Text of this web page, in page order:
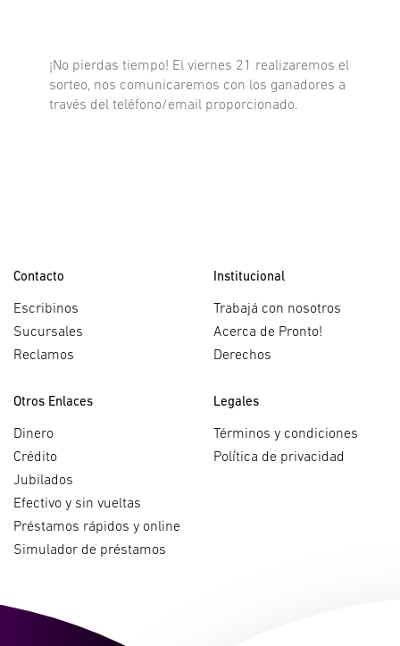
¡No pierdas tiempo! El viernes 21 realizaremos el
sorteo, nos comunicaremos con los ganadores a
través del teléfono/email proporcionado.
Contacto
Escribinos
Sucursales
Reclamos
Institucional
Trabajá con nosotros
Acerca de Pronto!
Derechos
Otros Enlaces
Dinero
Crédito
Jubilados
Efectivo y sin vueltas
Préstamos rápidos y online
Simulador de préstamos
Legales
Términos y condiciones
Política de privacidad